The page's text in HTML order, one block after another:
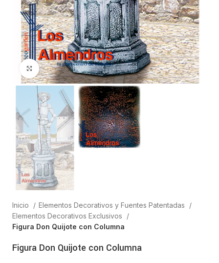
Clic para ampliar
Inicio
Elementos Decorativos y Fuentes Patentadas
Elementos Decorativos Exclusivos
Figura Don Quijote con Columna
Figura Don Quijote con Columna